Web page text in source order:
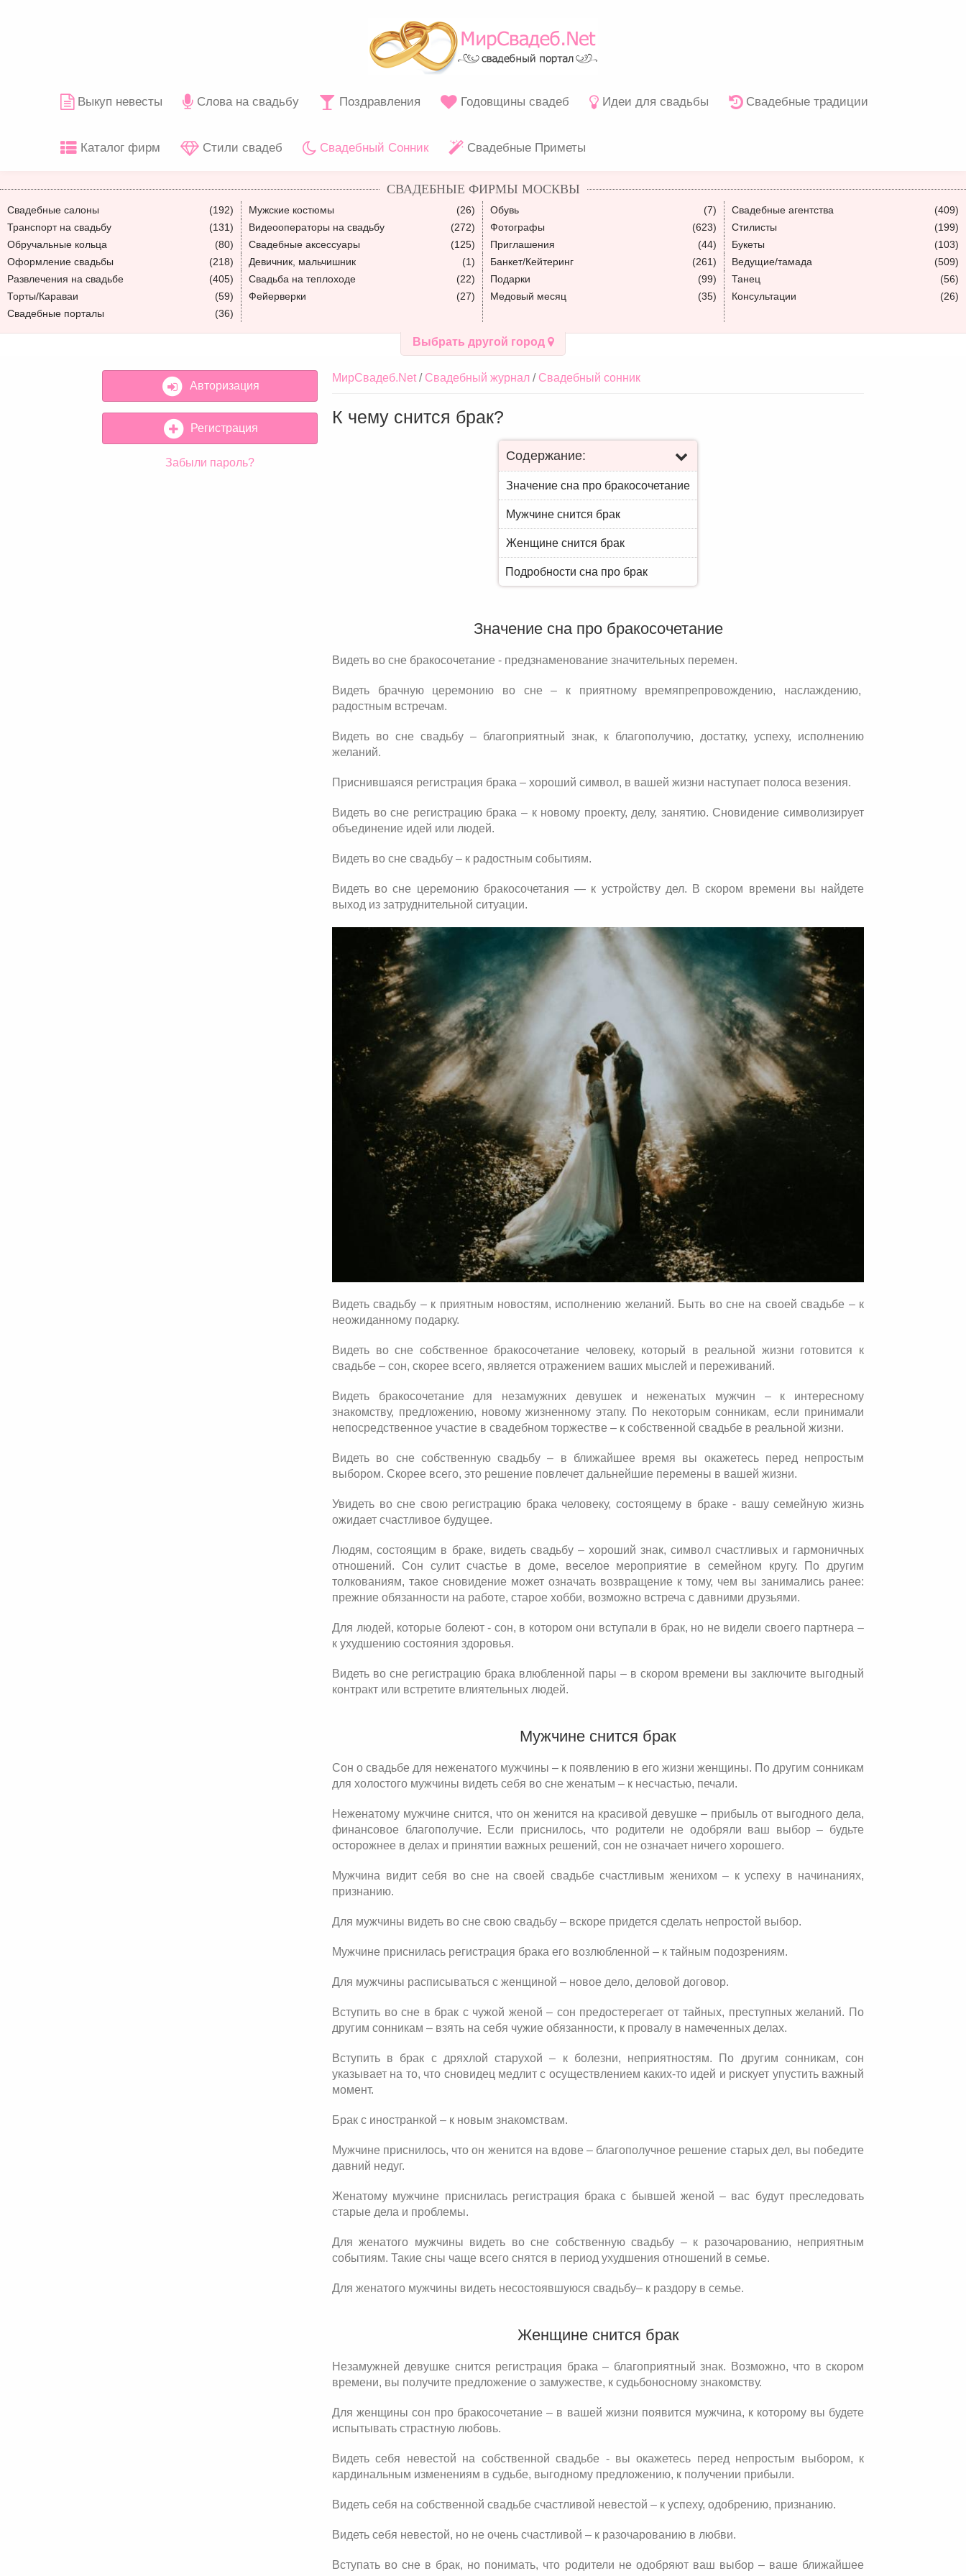
Выкуп невесты Слова на свадьбу Поздравления Годовщины свадеб Идеи для свадьбы Свадебные традиции
Каталог фирм Стили свадеб Свадебный Сонник Свадебные Приметы
СВАДЕБНЫЕ ФИРМЫ МОСКВЫ
Свадебные салоны (192) Мужские костюмы (26) Обувь (7) Свадебные агентства
(409)
Транспорт на свадьбу
(131) Видеооператоры на свадьбу (272) Фотографы (623) Стилисты
(199)
Обручальные кольца
(80) Свадебные аксессуары (125) Приглашения (44) Букеты
(103)
Оформление свадьбы
(218) Девичник, мальчишник (1) Банкет/Кейтеринг (261) Ведущие/тамада
(509)
Развлечения на свадьбе
(405) Свадьба на теплоходе (22) Подарки (99) Танец
(56)
Торты/Караваи
(59) Фейерверки (27) Медовый месяц (35) Консультации
(26)
Свадебные порталы
(36)
Выбрать другой город
МирСвадеб.Net Свадебный журнал Свадебный сонник
К чему снится брак?
Содержание:
Значение сна про бракосочетание
Мужчине снится брак
Женщине снится брак
Подробности сна про брак
Значение сна про бракосочетание
Видеть во сне бракосочетание - предзнаменование значительных перемен.
Видеть брачную церемонию во сне – к приятному времяпрепровождению, наслаждению,
радостным встречам.
Видеть во сне свадьбу – благоприятный знак, к благополучию, достатку, успеху, исполнению
желаний.
Приснившаяся регистрация брака – хороший символ, в вашей жизни наступает полоса везения.
Видеть во сне регистрацию брака – к новому проекту, делу, занятию. Сновидение символизирует
объединение идей или людей.
Видеть во сне свадьбу – к радостным событиям.
Видеть во сне церемонию бракосочетания — к устройству дел. В скором времени вы найдете
выход из затруднительной ситуации.
Видеть свадьбу – к приятным новостям, исполнению желаний. Быть во сне на своей свадьбе – к
неожиданному подарку.
Видеть во сне собственное бракосочетание человеку, который в реальной жизни готовится к
свадьбе – сон, скорее всего, является отражением ваших мыслей и переживаний.
Видеть бракосочетание для незамужних девушек и неженатых мужчин – к интересному
знакомству, предложению, новому жизненному этапу. По некоторым сонникам, если принимали
непосредственное участие в свадебном торжестве – к собственной свадьбе в реальной жизни.
Видеть во сне собственную свадьбу – в ближайшее время вы окажетесь перед непростым
выбором. Скорее всего, это решение повлечет дальнейшие перемены в вашей жизни.
Увидеть во сне свою регистрацию брака человеку, состоящему в браке - вашу семейную жизнь
ожидает счастливое будущее.
Людям, состоящим в браке, видеть свадьбу – хороший знак, символ счастливых и гармоничных
отношений. Сон сулит счастье в доме, веселое мероприятие в семейном кругу. По другим
толкованиям, такое сновидение может означать возвращение к тому, чем вы занимались ранее:
прежние обязанности на работе, старое хобби, возможно встреча с давними друзьями.
Для людей, которые болеют - сон, в котором они вступали в брак, но не видели своего партнера –
к ухудшению состояния здоровья.
Видеть во сне регистрацию брака влюбленной пары – в скором времени вы заключите выгодный
контракт или встретите влиятельных людей.
Мужчине снится брак
Сон о свадьбе для неженатого мужчины – к появлению в его жизни женщины. По другим сонникам
для холостого мужчины видеть себя во сне женатым – к несчастью, печали.
Неженатому мужчине снится, что он женится на красивой девушке – прибыль от выгодного дела,
финансовое благополучие. Если приснилось, что родители не одобряли ваш выбор – будьте
осторожнее в делах и принятии важных решений, сон не означает ничего хорошего.
Мужчина видит себя во сне на своей свадьбе счастливым женихом – к успеху в начинаниях,
признанию.
Для мужчины видеть во сне свою свадьбу – вскоре придется сделать непростой выбор.
Мужчине приснилась регистрация брака его возлюбленной – к тайным подозрениям.
Для мужчины расписываться с женщиной – новое дело, деловой договор.
Вступить во сне в брак с чужой женой – сон предостерегает от тайных, преступных желаний. По
другим сонникам – взять на себя чужие обязанности, к провалу в намеченных делах.
Вступить в брак с дряхлой старухой – к болезни, неприятностям. По другим сонникам, сон
указывает на то, что сновидец медлит с осуществлением каких-то идей и рискует упустить важный
момент.
Брак с иностранкой – к новым знакомствам.
Мужчине приснилось, что он женится на вдове – благополучное решение старых дел, вы победите
давний недуг.
Женатому мужчине приснилась регистрация брака с бывшей женой – вас будут преследовать
старые дела и проблемы.
Для женатого мужчины видеть во сне собственную свадьбу – к разочарованию, неприятным
событиям. Такие сны чаще всего снятся в период ухудшения отношений в семье.
Для женатого мужчины видеть несостоявшуюся свадьбу– к раздору в семье.
Женщине снится брак
Незамужней девушке снится регистрация брака – благоприятный знак. Возможно, что в скором
времени, вы получите предложение о замужестве, к судьбоносному знакомству.
Для женщины сон про бракосочетание – в вашей жизни появится мужчина, к которому вы будете
испытывать страстную любовь.
Видеть себя невестой на собственной свадьбе - вы окажетесь перед непростым выбором, к
кардинальным изменениям в судьбе, выгодному предложению, к получении прибыли.
Видеть себя на собственной свадьбе счастливой невестой – к успеху, одобрению, признанию.
Видеть себя невестой, но не очень счастливой – к разочарованию в любви.
Вступать во сне в брак, но понимать, что родители не одобряют ваш выбор – ваше ближайшее
Авторизация
Регистрация
Забыли пароль?